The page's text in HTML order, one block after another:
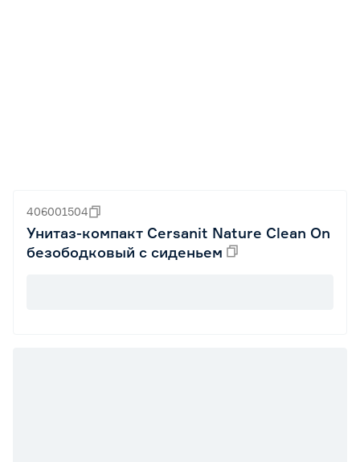
406001504
Унитаз-компакт Cersanit Nature Clean On
безободковый c сиденьем